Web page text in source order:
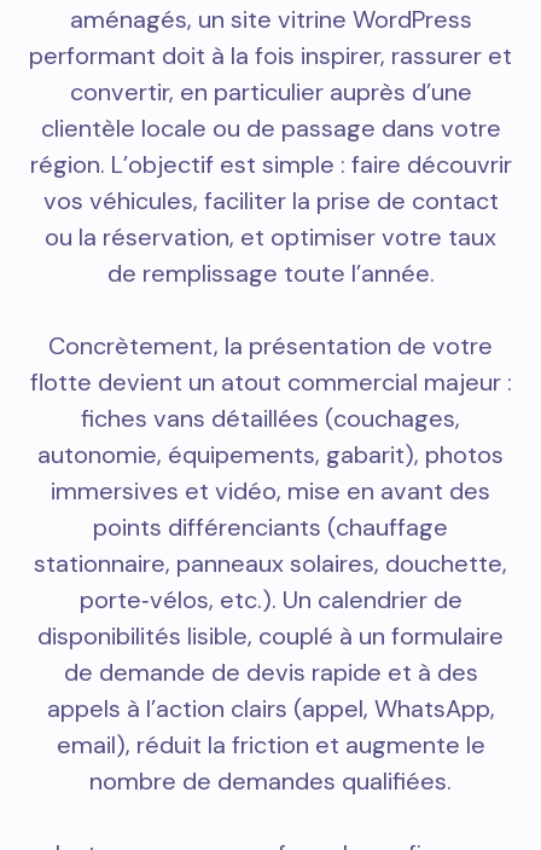
aménagés, un site vitrine WordPress
performant doit à la fois inspirer, rassurer et
convertir, en particulier auprès d’une
clientèle locale ou de passage dans votre
région. L’objectif est simple : faire découvrir
vos véhicules, faciliter la prise de contact
ou la réservation, et optimiser votre taux
de remplissage toute l’année.
Concrètement, la présentation de votre
flotte devient un atout commercial majeur :
fiches vans détaillées (couchages,
autonomie, équipements, gabarit), photos
immersives et vidéo, mise en avant des
points différenciants (chauffage
stationnaire, panneaux solaires, douchette,
porte‑vélos, etc.). Un calendrier de
disponibilités lisible, couplé à un formulaire
de demande de devis rapide et à des
appels à l’action clairs (appel, WhatsApp,
email), réduit la friction et augmente le
nombre de demandes qualifiées.